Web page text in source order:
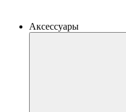
Аксессуары